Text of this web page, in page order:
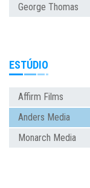
George Thomas
ESTÚDIO
Affirm Films
Anders Media
Monarch Media